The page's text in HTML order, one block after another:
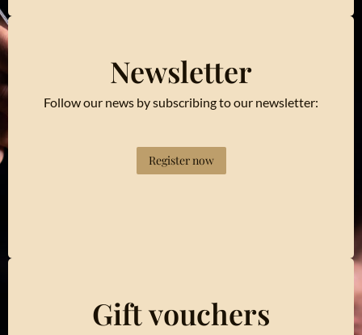
Newsletter
Follow our news by subscribing to our newsletter:
Register now
Gift vouchers